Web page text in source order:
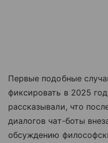
Первые подобные
фиксировать в 2025
рассказывали, что
диалогов чат-боты
обсуждению